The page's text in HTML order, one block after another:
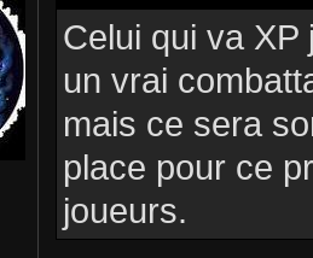
Celui qui va
un vrai
mais ce sera
place pour ce
joueurs.